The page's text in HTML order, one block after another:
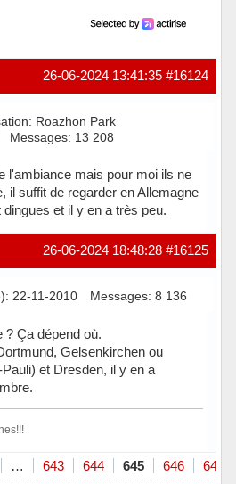
#16124
26-06-2024 13:41:35
Roazhon Park
Messages: 13 208
l'ambiance mais pour moi ils ne
il suffit de regarder en Allemagne
et il y en a très peu.
#16125
26-06-2024 18:48:28
22-11-2010 Messages: 8 136
? Ça dépend où.
Gelsenkirchen ou
et Dresden, il y en a
… 643 644 645 646 647